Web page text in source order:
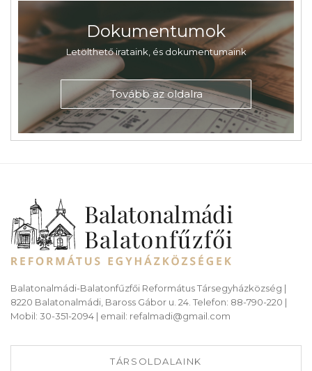
Dokumentumok
Letölthető irataink, és dokumentumaink
Tovább az oldalra
Balatonalmádi-Balatonfűzfői Református Társegyházközség |
8220 Balatonalmádi, Baross Gábor u. 24. Telefon: 88-790-220 |
Mobil: 30-351-2094 | email: refalmadi@gmail.com
TÁRSOLDALAINK